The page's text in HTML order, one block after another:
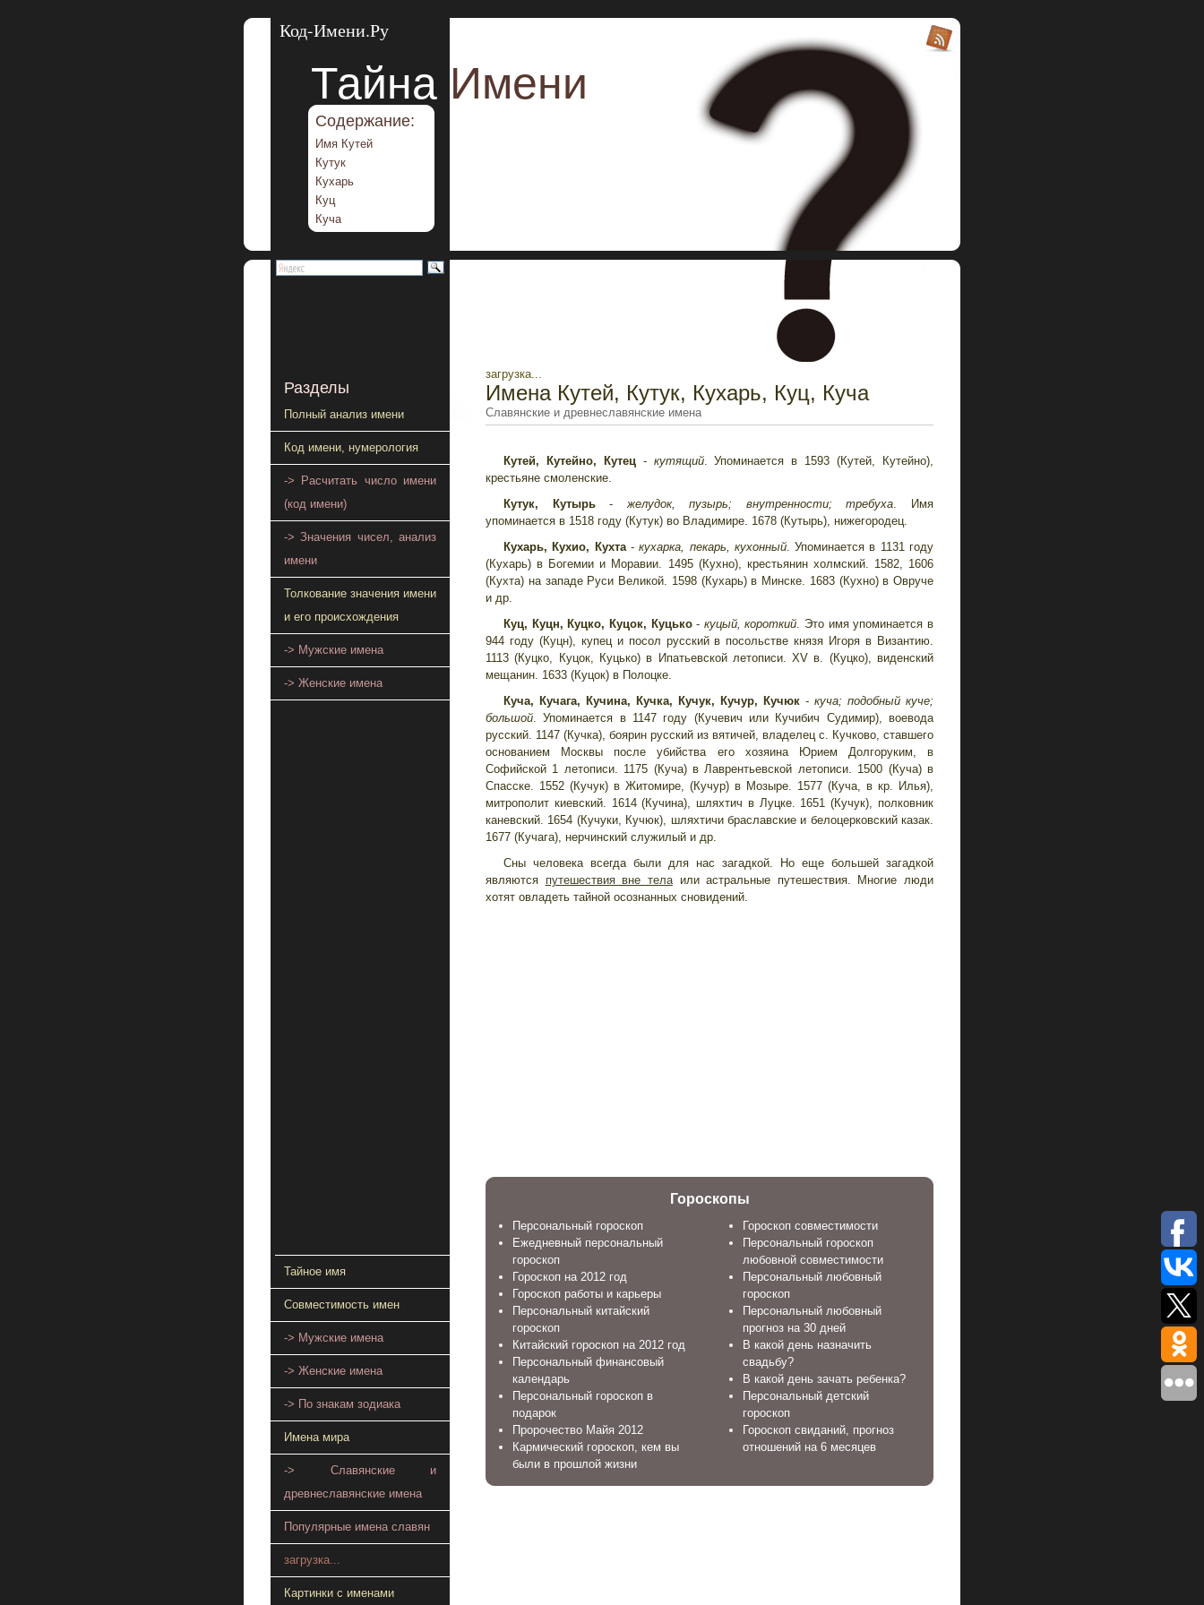
Код-Имени.Ру
Тайна Имени
Содержание:
Имя Кутей
Кутук
Кухарь
Куц
Куча
загрузка...
Имена Кутей, Кутук, Кухарь, Куц, Куча
Славянские и древнеславянские имена
Кутей, Кутейно, Кутец- кутящий. Упоминается в 1593 (Кутей, Кутейно),
крестьяне смоленские.
Кутук, Кутырь-желудок, пузырь; внутренности; требуха. Имя
упоминается в 1518 году (Кутук) во Владимире. 1678 (Кутырь), нижегородец.
Кухарь, Кухио, Кухта-кухарка, пекарь, кухонный. Упоминается в 1131 году
(Кухарь) в Богемии и Моравии. 1495 (Кухно), крестьянин холмский. 1582, 1606
(Кухта) на западе Руси Великой. 1598 (Кухарь) в Минске. 1683 (Кухно) в Овруче
и др.
Куц, Куцн, Куцко, Куцок, Куцько- куцый, короткий. Это имя упоминается в
944 году (Куцн), купец и посол русский в посольстве князя Игоря в Византию.
1113 (Куцко, Куцок, Куцько) в Ипатьевской летописи. XV в. (Куцко), виденский
мещанин. 1633 (Куцок) в Полоцке.
Куча, Кучага, Кучина, Кучка, Кучук, Кучур, Кучюк - куча; подобный куче;
большой. Упоминается в 1147 году (Кучевич или Кучибич Судимир), воевода
русский. 1147 (Кучка), боярин русский из вятичей, владелец с. Кучково, ставшего
основанием Москвы после убийства его хозяина Юрием Долгоруким, в
Софийской 1 летописи. 1175 (Куча) в Лаврентьевской летописи. 1500 (Куча) в
Спасске. 1552 (Кучук) в Житомире, (Кучур) в Мозыре. 1577 (Куча, в кр. Илья),
митрополит киевский. 1614 (Кучина), шляхтич в Луцке. 1651 (Кучук), полковник
каневский. 1654 (Кучуки, Кучюк), шляхтичи браславские и белоцерковский казак.
1677 (Кучага), нерчинский служилый и др.
Сны человека всегда были для нас загадкой. Но еще большей загадкой
являются путешествия вне телаили астральные путешествия. Многие люди
хотят овладеть тайной осознанных сновидений.
Гороскопы
Персональный гороскоп
Ежедневный персональный
гороскоп
Гороскоп на 2012 год
Гороскоп работы и карьеры
Персональный китайский
гороскоп
Китайский гороскоп на 2012 год
Персональный финансовый
календарь
Персональный гороскоп в
подарок
Пророчество Майя 2012
Кармический гороскоп, кем вы
были в прошлой жизни
Гороскоп совместимости
Персональный гороскоп
любовной совместимости
Персональный любовный
гороскоп
Персональный любовный
прогноз на 30 дней
В какой день назначить
свадьбу?
В какой день зачать ребенка?
Персональный детский
гороскоп
Гороскоп свиданий, прогноз
отношений на 6 месяцев
Разделы
Полный анализ имени
Код имени, нумерология
-> Расчитать число имени
(код имени)
-> Значения чисел, анализ
имени
Толкование значения имени
и его происхождения
-> Мужские имена
-> Женские имена
Тайное имя
Совместимость имен
-> Мужские имена
-> Женские имена
-> По знакам зодиака
Имена мира
-> Славянские и
древнеславянские имена
Популярные имена славян
загрузка...
Картинки с именами